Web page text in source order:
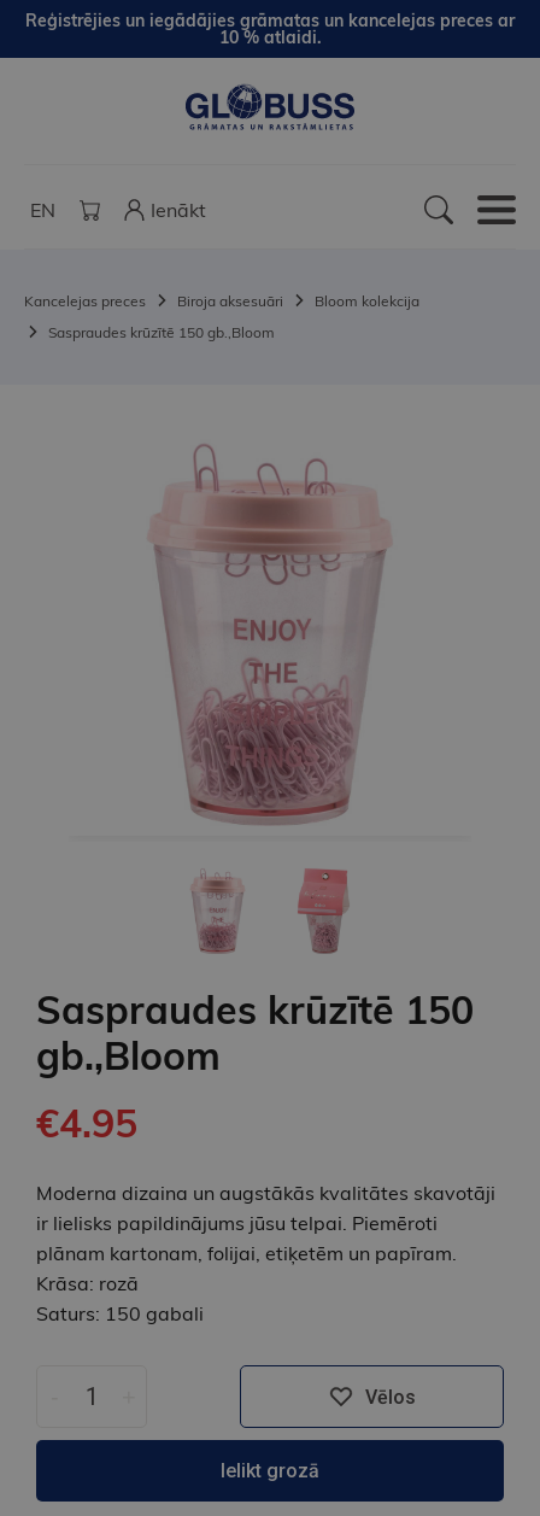
Reģistrējies un iegādājies grāmatas un kancelejas preces ar
10 % atlaidi.
EN Ienākt
Kancelejas preces Biroja aksesuāri
Bloom kolekcija
Saspraudes krūzītē 150 gb.,Bloom
Saspraudes krūzītē 150
gb.,Bloom
€4.95
Moderna dizaina un augstākās kvalitātes skavotāji
ir lielisks papildinājums jūsu telpai. Piemēroti
plānam kartonam, folijai, etiķetēm un papīram.
Krāsa: rozā
Saturs: 150 gabali
Vēlos
Ielikt grozā